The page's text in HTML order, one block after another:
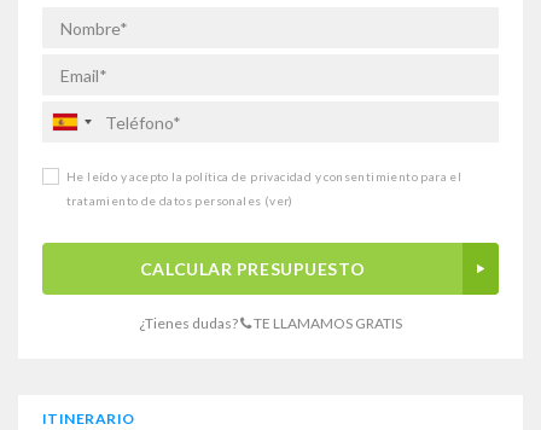
He leído y acepto la política de privacidad y consentimiento para el
tratamiento de datos personales (ver)
CALCULAR PRESUPUESTO
¿Tienes dudas? TE LLAMAMOS GRATIS
ITINERARIO